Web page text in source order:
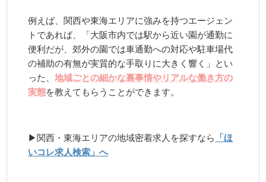
例えば、関西や東海エリアに強みを持つエージェン
トであれば、「大阪市内では駅から近い園が通勤に
便利だが、郊外の園では車通勤への対応や駐車場代
の補助の有無が実質的な手取りに大きく響く」とい
った、地域ごとの細かな裏事情やリアルな働き方の
実態を教えてもらうことができます。
▶関西・東海エリアの地域密着求人を探すなら
「ほ
いコレ求人検索」へ